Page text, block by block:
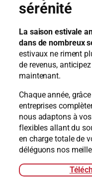
sérénité
La saison estivale
dans de nombreux
estivaux ne riment
de revenus,
maintenant.
Chaque année,
entreprises
nous adaptons à
flexibles allant du
en charge totale de
déléguons nos